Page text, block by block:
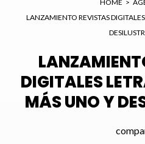
Enviar
HOME >
LANZAMIENTO REVISTAS
DIGITALES
MÁS UNO Y